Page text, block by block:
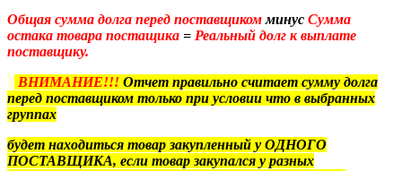
Общая сумма долга перед поставщикомминус Сумма
остака товара постащика = Реальный долг к выплате
поставщику.
ВНИМАНИЕ!!! Отчет правильно считает сумму долга
перед поставщиком только при условии что в выбранных
группах
будет находиться товар закупленный у ОДНОГО
ПОСТАВЩИКА, если товар закупался у разных